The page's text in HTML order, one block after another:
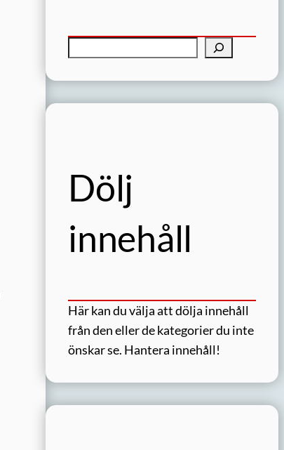
k
Dölj
innehåll
Här kan du välja att dölja innehåll
från den eller de kategorier du inte
önskar se. Hantera innehåll!